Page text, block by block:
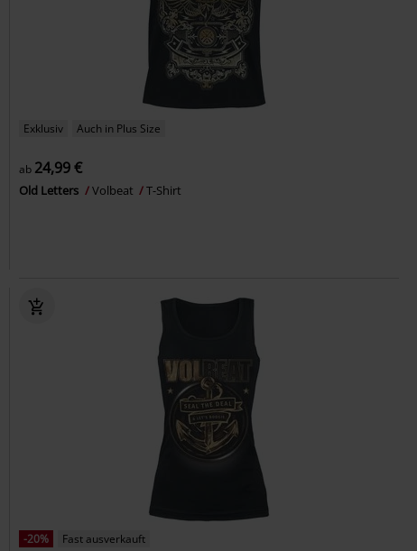
Exklusiv Auch in Plus Size
ab 24,99 €
Old Letters Volbeat T-Shirt
-20%
Fast ausverkauft